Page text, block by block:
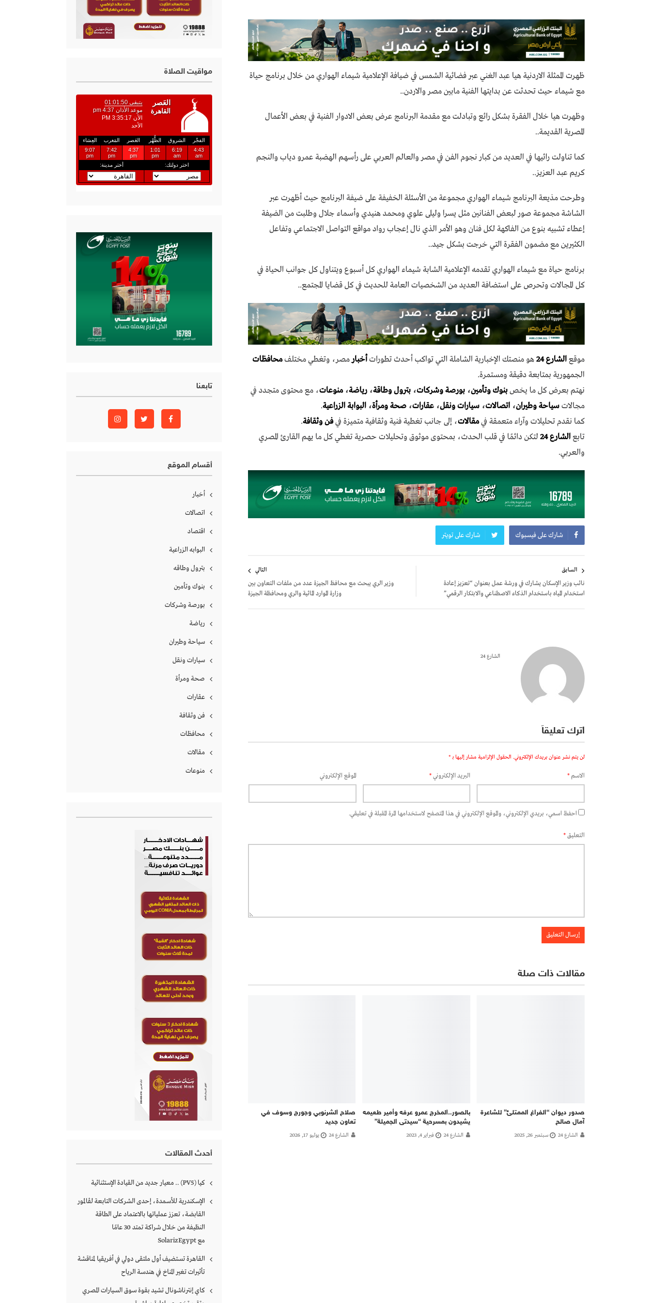
ظهرت الممثلة الاردنية هيا عبد الغني عبر فضائية الشمس في ضيافة الإعلامية شيماء الهواري من خلال برنامج حياة
مع شيماء حيث تحدثت عن بدايتها الفنية مابين مصر والاردن..
وظهرت هيا خلال الفقرة بشكل رائع وتبادلت مع مقدمة البرنامج عرض بعض الادوار الفنية في بعض الأعمال
المصرية القديمة..
كما تناولت رائيها في العديد من كبار نجوم الفن في مصر والعالم العربي على رأسهم الهضبة عمرو دياب والنجم
كريم عبد العزيز..
وطرحت مذيعة البرنامج شيماء الهواري مجموعة من الأسئلة الخفيفة على ضيفة البرنامج حيث أظهرت عبر
الشاشة مجموعة صور لبعض الفنانين مثل يسرا وليلى علوي ومحمد هنيدي وأسماء جلال وطلبت من الضيفة
إعطاء تشبيه بنوع من الفاكهة لكل فنان وهو الأمر الذي نال إعجاب رواد مواقع التواصل الاجتماعي وتفاعل
الكثيرين مع مضمون الفقرة التي خرجت بشكل جيد..
برنامج حياة مع شيماء الهواري تقدمه الإعلامية الشابة شيماء الهواري كل أسبوع ويتناول كل جوانب الحياة في
كل المجالات وتحرص على استضافة العديد من الشخصيات العامة للحديث في كل قضايا المجتمع..
موقعالشارع 24 هو منصتك الإخبارية الشاملة التي تواكب أحدث تطوراتأخبار مصر، وتغطي مختلفمحافظات
الجمهورية بمتابعة دقيقة ومستمرة.
نهتم بعرض كل ما يخصبنوك وتأمين، بورصة وشركات، بترول وطاقة، رياضة،منوعات، مع محتوى متجدد في
مجالاتسياحة وطيران، اتصالات، سيارات ونقل، عقارات، صحة ومرأة، البوابة الزراعية.
كما نقدم تحليلات وآراء متعمقة فيمقالات، إلى جانب تغطية فنية وثقافية متميزة فيفن وثقافة.
تابعالشارع 24
لتكن دائمًا في قلب الحدث، بمحتوى موثوق وتحليلات حصرية تغطي كل ما يهم القارئ المصري
والعربي.
شارك على فيسبوك شارك على تويتر
المقالات
السابق
نائب وزير الإسكان يشارك في ورشة عمل بعنوان “تعزيز إعادة
استخدام المياه باستخدام الذكاء الاصطناعي والابتكار الرقمي”
التالي
وزير الري يبحث مع محافظ الجيزة عدد من ملفات التعاون بين
وزارة الموارد المائية والري ومحافظة الجيزة
الشارع 24
اترك تعليقاً
لن يتم نشر عنوان بريدك الإلكتروني. الحقول الإلزامية مشار إليها بـ *
الاسم* البريد الإلكتروني* الموقع الإلكتروني
احفظ اسمي، بريدي الإلكتروني، والموقع الإلكتروني في هذا المتصفح لاستخدامها المرة المقبلة في تعليقي.
التعليق*
مقالات ذات صلة
صدور ديوان “الفراغ الممتلئ” للشاعرة
آمال صالح
الشارع 24 سبتمبر 26, 2025
بالصور..المخرج عمرو عرفه وأمير طعيمه
يشيدون بمسرحية “سيدتى الجميلة”
الشارع 24 فبراير 4, 2023
صلاح الشرنوبي وجورج وسوف في
تعاون جديد
الشارع 24 يوليو 17, 2026
مواقيت الصلاة
تابعنا
أقسام الموقع
أخبار
اتصالات
اقتصاد
البوابه الزراعية
بترول وطاقه
بنوك وتأمين
بورصة وشركات
رياضة
سياحة وطيران
سيارات ونقل
صحة ومرأة
عقارات
فن وثقافة
محافظات
مقالات
منوعات
أحدث المقالات
كـــــيا (PV5) .. معيار جديد من القيادة الإستثنائية
الإسكندرية للأسمدة، إحدى الشركات التابعة لڤالمور
القابضة، تعزز عملياتها بالاعتماد على الطاقة
النظيفة من خلال شراكة تمتد 30 عامًا
مع SolarizEgypt
القاهرة تستضيف أول ملتقى دولي في أفريقيا لمناقشة
تأثيرات تغير المناخ في هندسة الرياح
كاي إنترناشونال تشيد بقوة سوق السيارات المصري